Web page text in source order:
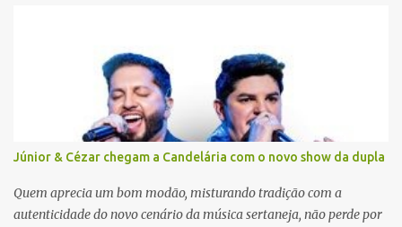
Júnior & Cézar chegam a Candelária com o novo show da dupla
Quem aprecia um bom modão, misturando tradição com a
autenticidade do novo cenário da música sertaneja, não perde por